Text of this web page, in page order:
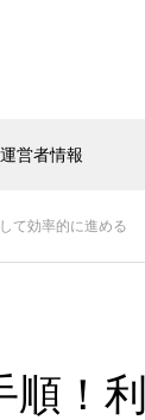
運営者情報
て効率的に進める
順！